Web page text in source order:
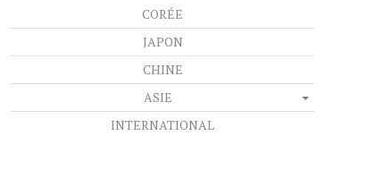
CORÉE
JAPON
CHINE
ASIE
INTERNATIONAL